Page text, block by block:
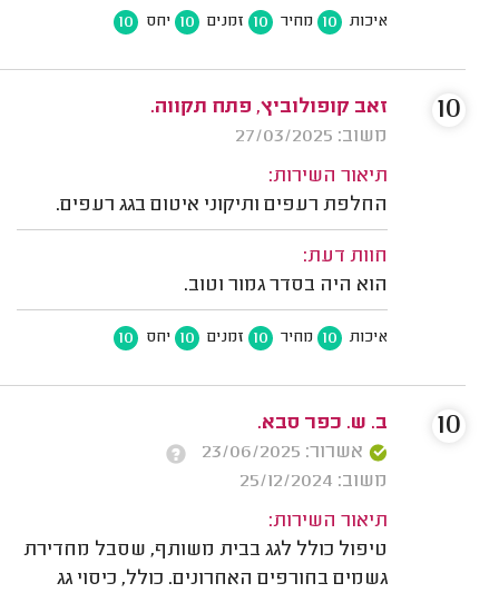
איכות 10 מחיר 10 זמנים 10 יחס 10
זאב קופולוביץ, פתח תקווה.
משוב: 27/03/2025
תיאור השירות:
החלפת רעפים ותיקוני איטום בגג רעפים.
חוות דעת:
הוא היה בסדר גמור וטוב.
איכות 10 מחיר 10 זמנים 10 יחס 10
10
ב. ש. כפר סבא.
אשרור: 23/06/2025
משוב: 25/12/2024
תיאור השירות:
טיפול כולל לגג בבית משותף, שסבל מחדירת
גשמים בחורפים האחרונים. כולל, כיסוי גג
10